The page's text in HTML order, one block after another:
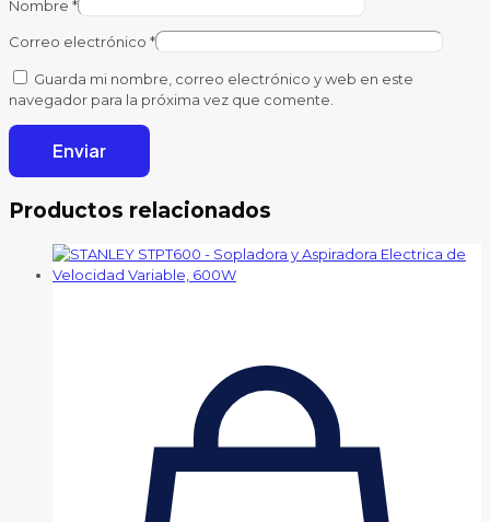
Nombre *
Correo electrónico *
Guarda mi nombre, correo electrónico y web en este
navegador para la próxima vez que comente.
Productos relacionados